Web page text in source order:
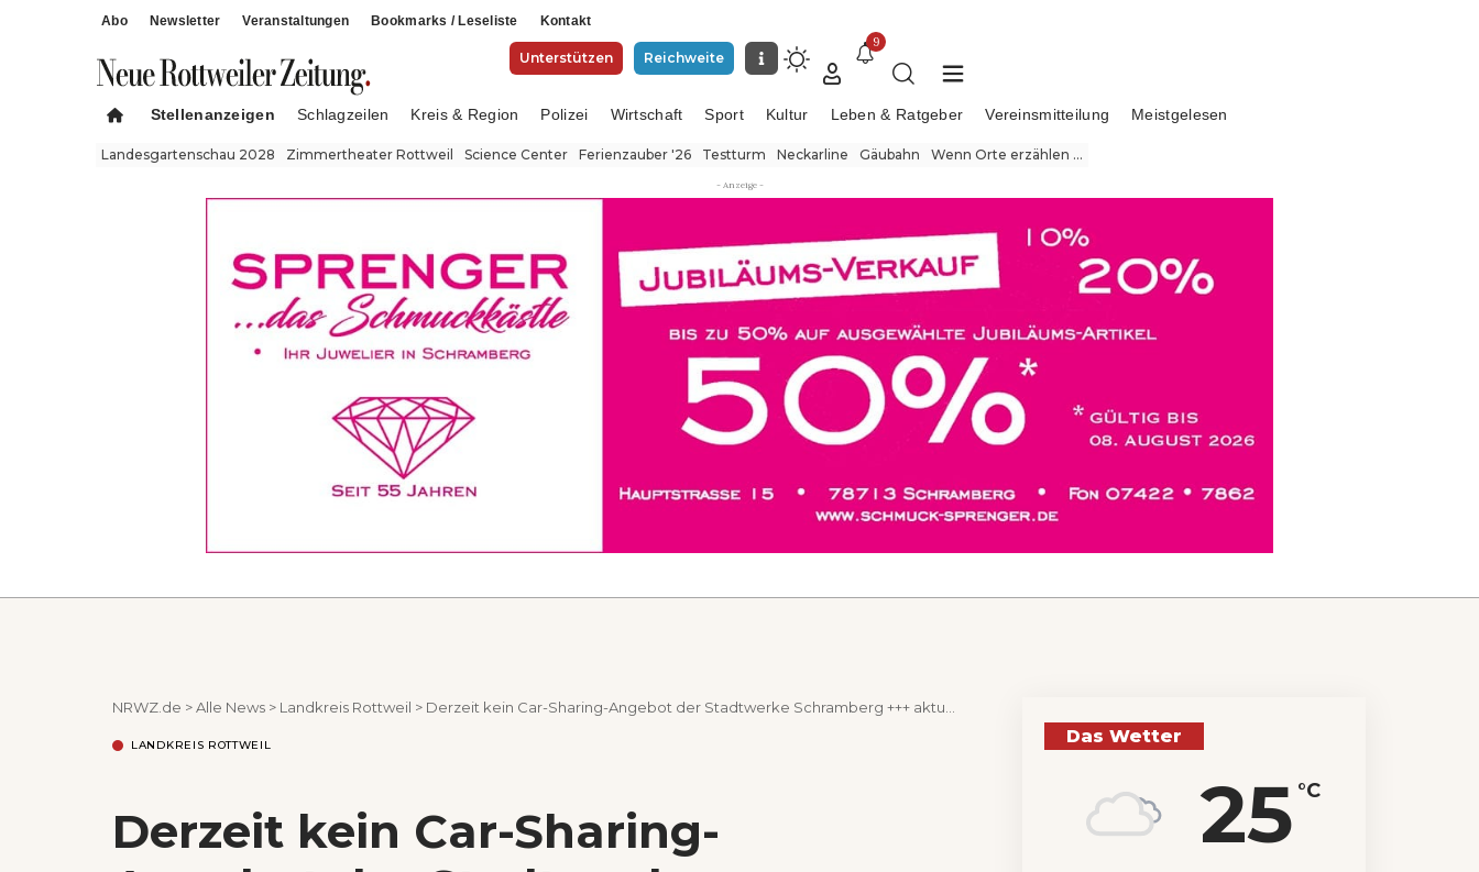
Abo Newsletter Veranstaltungen Bookmarks / Leseliste Kontakt
Unterstützen Reichweite
9
Stellenanzeigen Schlagzeilen Kreis & Region Polizei Wirtschaft Sport Kultur Leben & Ratgeber Vereinsmitteilung Meistgelesen
Landesgartenschau 2028 Zimmertheater Rottweil Science Center Ferienzauber '26 Testturm Neckarline Gäubahn Wenn Orte erzählen ...
- Anzeige -
NRWZ.de >Alle News > Landkreis Rottweil > Derzeit kein Car-Sharing-Angebot der Stadtwerke Schramberg +++ aktualisiert
LANDKREIS ROTTWEIL
Derzeit kein Car-Sharing-
Das Wetter
25 °C